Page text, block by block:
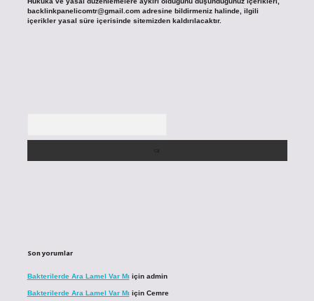
backlinkpanelicomtr@gmail.comadresine bildirmeniz halinde, ilgili
içerikler yasal süre içerisinde sitemizden kaldırılacaktır.
Son yorumlar
Bakterilerde Ara Lamel Var Mı için admin
Bakterilerde Ara Lamel Var Mı için Cemre